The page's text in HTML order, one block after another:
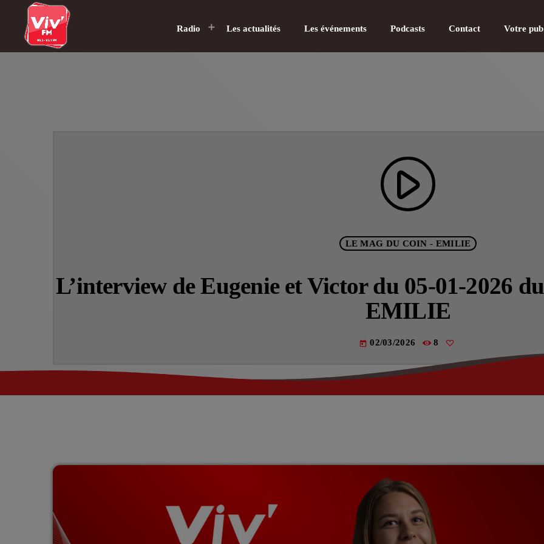
Radio Les actualités Les événements Podcasts Contact Votre
play_arrow
LE MAG DU COIN - EMILIE
L’interview de Eugenie et Victor du 05-01-2026
EMILIE
today 02/03/2026 8